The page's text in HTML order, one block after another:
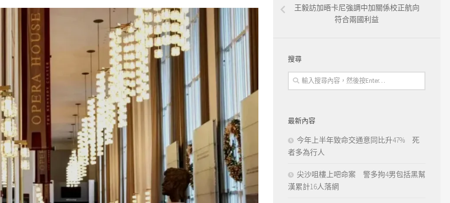
王毅訪加晤卡尼強調中加關係校正航向
符合兩國利益
搜尋
最新內容
今年上半年致命交通意同比升47% 死
者多為行人
尖沙咀樓上吧命案 警多拘4男包括黑幫
漢累計16人落網